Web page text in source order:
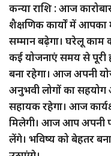
कन्या राशि : आज
शैक्षणिक कार्यों में
सम्मान बढ़ेगा। घरेलू
कई योजनाएं समय से पूरी
बना रहेगा। आज अपनी
अनुभवी लोगों का
सहायक रहेगा। आज
मिलेगी। आज आप अपनी
लेंगे। भविष्य को बेहतर